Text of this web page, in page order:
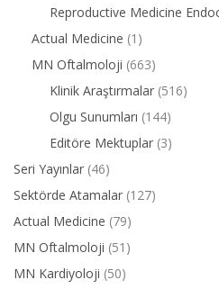
Reproductive Medicine
Actual Medicine (1)
MN Oftalmoloji (663)
Klinik Araştırmalar (516)
Olgu Sunumları (144)
Editöre Mektuplar (3)
Seri Yayınlar (46)
Sektörde Atamalar (127)
Actual Medicine (79)
MN Oftalmoloji (51)
MN Kardiyoloji (50)